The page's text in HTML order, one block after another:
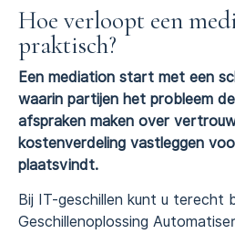
Hoe verloopt een
praktisch?
Een mediation start met een
waarin partijen het probleem
afspraken maken over
kostenverdeling vastleggen
plaatsvindt.
Bij IT-geschillen kunt u terecht
Geschillenoplossing